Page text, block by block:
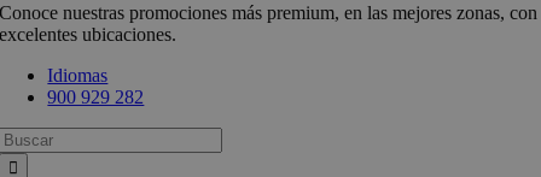
Conoce nuestras promociones más premium, en las mejores zonas, con
excelentes ubicaciones.
Idiomas
900 929 282